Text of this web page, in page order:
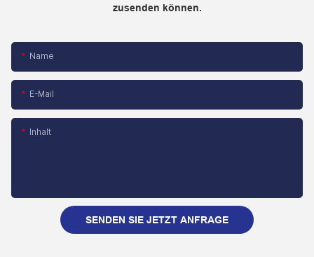
zusenden können.
Name
E-Mail
Inhalt
SENDEN SIE JETZT ANFRAGE